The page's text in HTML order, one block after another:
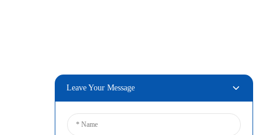
Leave Your Message